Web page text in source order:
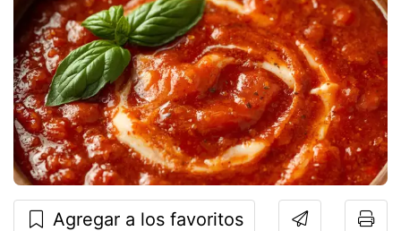
Agregar a los favoritos